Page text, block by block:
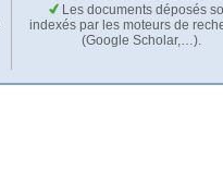
Les documents déposés
indexés par les moteurs de
(Google Scholar,…).